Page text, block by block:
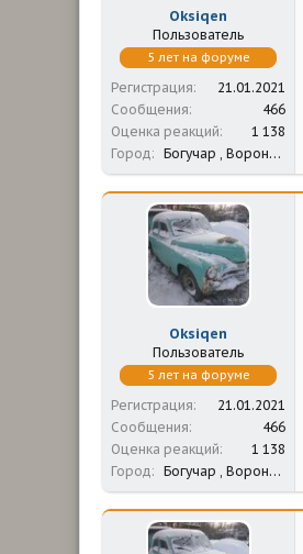
Oksiqen
Пользователь
5 лет на форуме
Регистрация
21.01.2021
Сообщения
466
Оценка реакций
1 138
Город
Богучар , Воронежская обл.
Oksiqen
Пользователь
5 лет на форуме
Регистрация
21.01.2021
Сообщения
466
Оценка реакций
1 138
Город
Богучар , Воронежская обл.